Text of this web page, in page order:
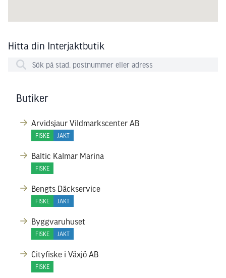
Hitta din Interjaktbutik
Butiker
Arvidsjaur Vildmarkscenter AB
FISKE JAKT
Baltic Kalmar Marina
FISKE
Bengts Däckservice
FISKE JAKT
Byggvaruhuset
FISKE JAKT
Cityfiske i Växjö AB
FISKE